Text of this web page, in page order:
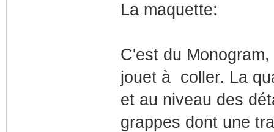
La maquette:
C'est du
jouet à coller. La
et au niveau des
grappes dont une